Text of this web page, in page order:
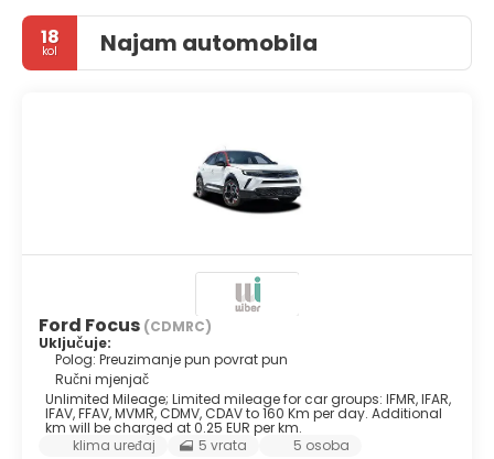
18
kol Najam automobila
Ford Focus (CDMRC)
Uključuje:
Polog: Preuzimanje pun povrat pun
Ručni mjenjač
Unlimited Mileage; Limited mileage for car groups: IFMR, IFAR,
IFAV, FFAV, MVMR, CDMV, CDAV to 160 Km per day. Additional
km will be charged at 0.25 EUR per km.
klima uređaj
5 vrata
5 osoba